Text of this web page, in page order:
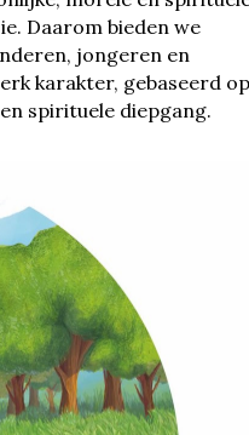
Daarom bieden we
jongeren en
karakter, gebaseerd op
spirituele diepgang.